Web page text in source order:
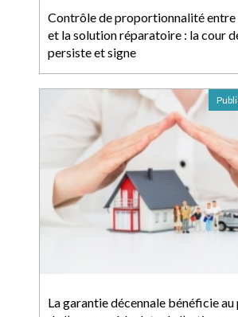
Contrôle de proportionnalité entre
et la solution réparatoire : la cour
persiste et signe
La garantie décennale bénéficie